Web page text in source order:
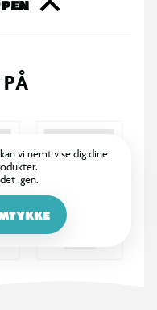
PÅ
vi nemt vise dig dine
igen.